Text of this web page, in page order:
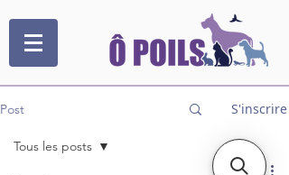
Post S'inscrire
Tous les posts